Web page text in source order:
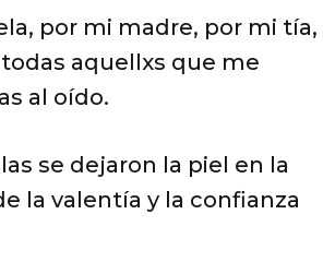
por mi madre, por mi tía,
aquellxs que me
al oído.
se dejaron la piel en la
la valentía y la confianza